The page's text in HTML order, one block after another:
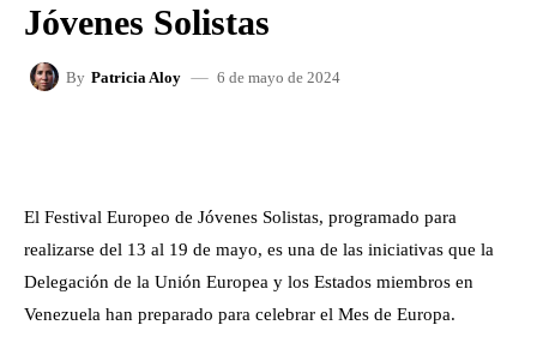
Jóvenes Solistas
By Patricia Aloy 6 de mayo de 2024
El Festival Europeo de Jóvenes Solistas, programado para
realizarse del 13 al 19 de mayo, es una de las iniciativas que la
Delegación de la Unión Europea y los Estados miembros en
Venezuela han preparado para celebrar el Mes de Europa.